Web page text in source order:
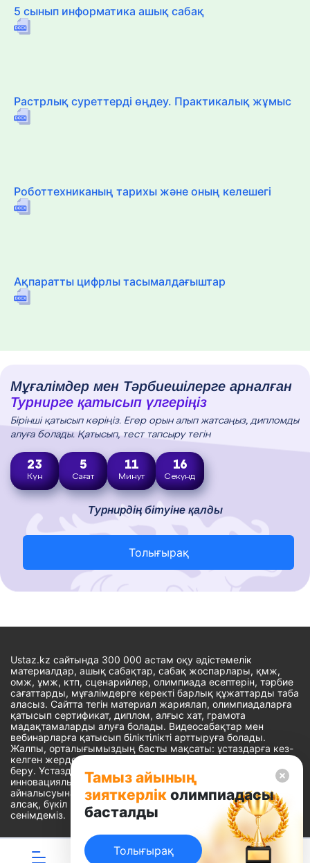
Тамыз айының
зияткерлік олимпиадасы
басталды
Толығырақ
5 сынып информатика ашық сабақ
Растрлық суреттерді өңдеу. Практикалық жұмыс
Роботтехниканың тарихы және оның келешегі
Ақпаратты цифрлы тасымалдағыштар
Мұғалімдер мен Тәрбиешілерге арналған
Турнирге қатысып үлгеріңіз
Бірінші қатысып көріңіз. Егер орын алып жатсаңыз, дипломды
алуға болады. Қатысып, тест тапсыру тегін
23
Күн
5
Сағат
11
Минут
15
Секунд
Турнирдің бітуіне қалды
Толығырақ
Ustaz.kz сайтында 300 000 астам оқу әдістемелік
материалдар, ашық сабақтар, сабақ жоспарлары, қмж,
омж, ұмж, ктп, сценарийлер, олимпиада есептерін, тәрбие
сағаттарды, мұғалімдерге керекті барлық құжаттарды таба
аласыз. Сайтта тегін материал жариялап, олимпиадаларға
қатысып сертификат, диплом, алғыс хат, грамота
мадақтамаларды алуға болады. Видеосабақтар мен
вебинарларға қатысып біліктілікті арттыруға болады.
Жалпы, орталығымыздың басты мақсаты: ұстаздарға кез-
келген жерде, кез-келген уақытта білім алуына мүмкіндік
беру. Ұстаздардың барлық өзекті мәселелеріне
инновациялық шешім тауып, шығармашылық жұмыспен
айналысуына уақыт сыйлау. «Ұстаздарға сапалы білім бере
алсақ, бүкіл Қазақ еліне білім бере аламыз» - деген
сенімдеміз.